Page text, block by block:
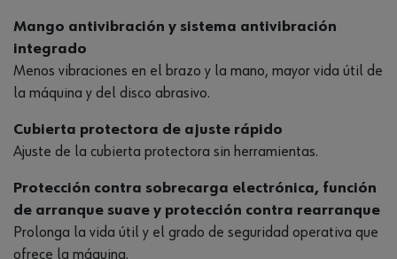
Mango antivibración y sistema antivibración
integrado
Menos vibraciones en el brazo y la mano, mayor vida útil de
la máquina y del disco abrasivo.
Cubierta protectora de ajuste rápido
Ajuste de la cubierta protectora sin herramientas.
Protección contra sobrecarga electrónica, función
de arranque suave y protección contra rearranque
Prolonga la vida útil y el grado de seguridad operativa que
ofrece la máquina.